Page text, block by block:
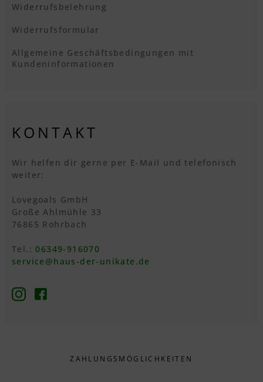
Widerrufsbelehrung
Widerrufsformular
Allgemeine Geschäftsbedingungen mit
Kundeninformationen
KONTAKT
Wir helfen dir gerne per E-Mail und telefonisch
weiter:
Lovegoals GmbH
Große Ahlmühle 33
76865 Rohrbach
Tel.:06349-916070
service@haus-der-unikate.de
ZAHLUNGS­MÖGLICHKEITEN